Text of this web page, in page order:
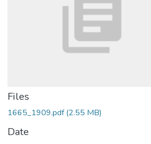
Files
1665_1909.pdf(2.55 MB)
Date